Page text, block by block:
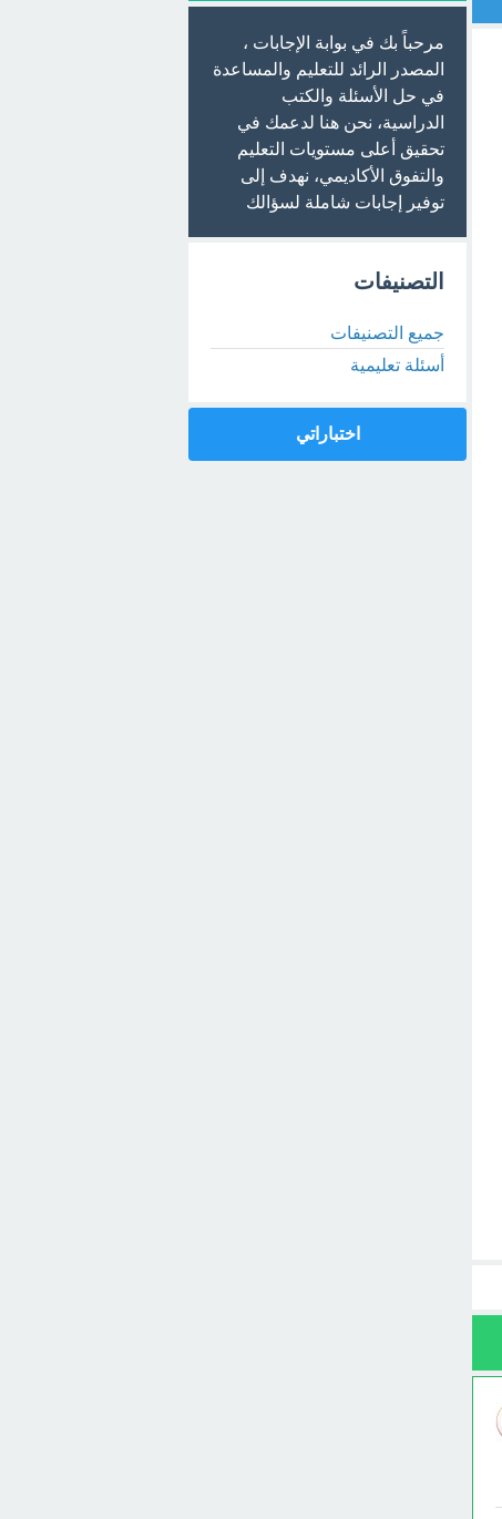
مرحباً بك في بوابة الإجابات ،
المصدر الرائد للتعليم والمساعدة
في حل الأسئلة والكتب
الدراسية، نحن هنا لدعمك في
تحقيق أعلى مستويات التعليم
والتفوق الأكاديمي، نهدف إلى
توفير إجابات شاملة لسؤالك
التصنيفات
جميع التصنيفات
أسئلة تعليمية
اختباراتي